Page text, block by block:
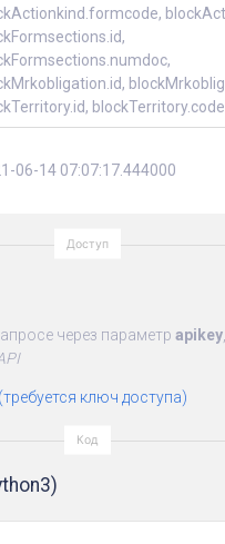
blockTerritory.code
06-14 07:07:17.444000
через параметр apikey,
ключ доступа)